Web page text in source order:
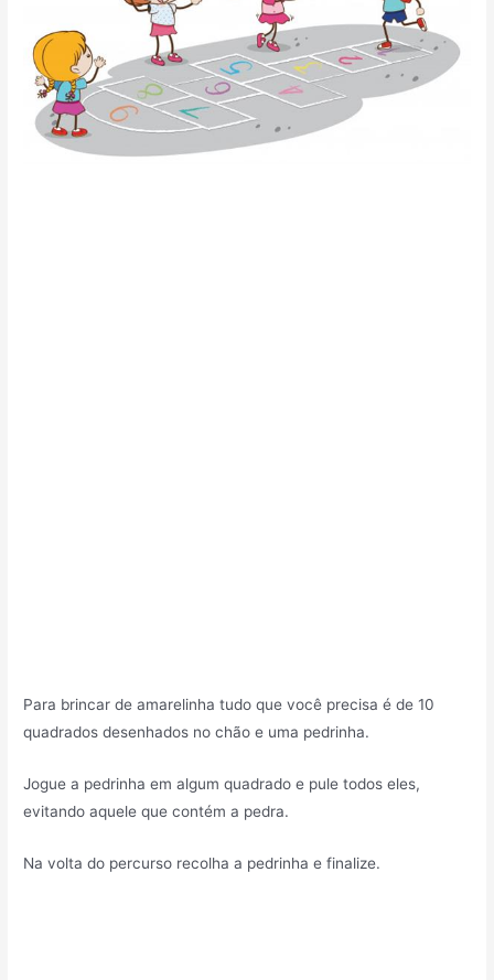
Para brincar de amarelinha tudo que você precisa é de 10
quadrados desenhados no chão e uma pedrinha.
Jogue a pedrinha em algum quadrado e pule todos eles,
evitando aquele que contém a pedra.
Na volta do percurso recolha a pedrinha e finalize.